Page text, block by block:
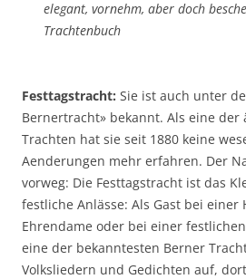
elegant, vornehm, aber doch
Trachtenbuch
Festtagstracht: Sie ist auch unter
Bernertracht» bekannt. Als eine
Trachten hat sie seit 1880 keine
Aenderungen mehr erfahren. Der
vorweg: Die Festtagstracht ist das
festliche Anlässe: Als Gast bei einer
Ehrendame oder bei einer
eine der bekanntesten Berner
Volksliedern und Gedichten auf,